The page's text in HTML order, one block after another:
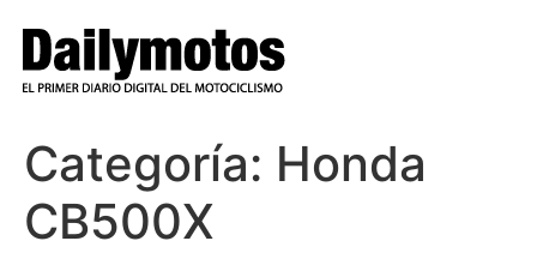
contenido
Categoría: Honda
CB500X